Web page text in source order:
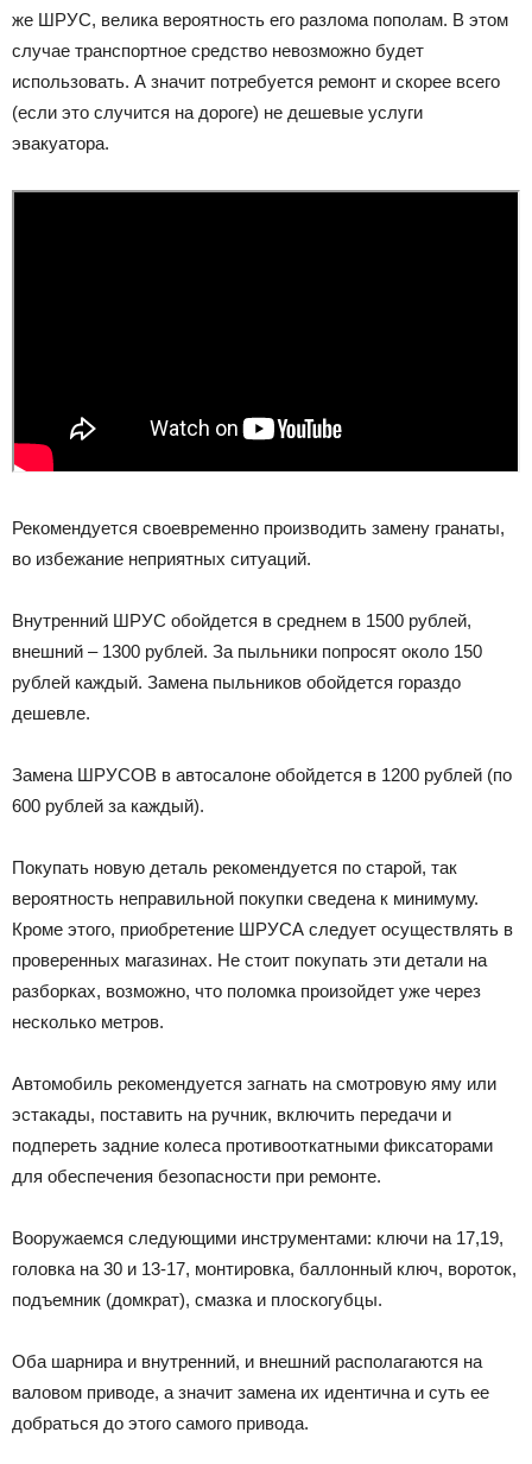
же ШРУС, велика вероятность его разлома пополам. В этом
случае транспортное средство невозможно будет
использовать. А значит потребуется ремонт и скорее всего
(если это случится на дороге) не дешевые услуги
эвакуатора.
Рекомендуется своевременно производить замену гранаты,
во избежание неприятных ситуаций.
Внутренний ШРУС обойдется в среднем в 1500 рублей,
внешний – 1300 рублей. За пыльники попросят около 150
рублей каждый. Замена пыльников обойдется гораздо
дешевле.
Замена ШРУСОВ в автосалоне обойдется в 1200 рублей (по
600 рублей за каждый).
Покупать новую деталь рекомендуется по старой, так
вероятность неправильной покупки сведена к минимуму.
Кроме этого, приобретение ШРУСА следует осуществлять в
проверенных магазинах. Не стоит покупать эти детали на
разборках, возможно, что поломка произойдет уже через
несколько метров.
Автомобиль рекомендуется загнать на смотровую яму или
эстакады, поставить на ручник, включить передачи и
подпереть задние колеса противооткатными фиксаторами
для обеспечения безопасности при ремонте.
Вооружаемся следующими инструментами: ключи на 17,19,
головка на 30 и 13-17, монтировка, баллонный ключ, вороток,
подъемник (домкрат), смазка и плоскогубцы.
Оба шарнира и внутренний, и внешний располагаются на
валовом приводе, а значит замена их идентична и суть ее
добраться до этого самого привода.